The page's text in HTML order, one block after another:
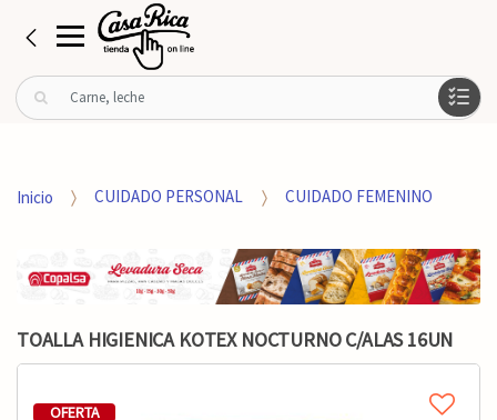
B
u
rInicio CUIDADO PERSONAL CUIDADO FEMENINO
TOALLA HIGIENICA KOTEX NOCTURNO C/ALAS 16UN
OFERTA